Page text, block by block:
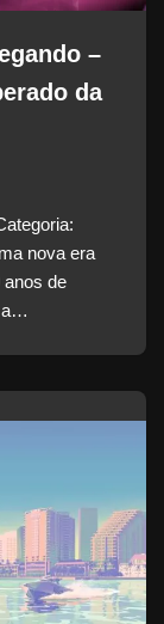
–
da
nova era
anos de
a…